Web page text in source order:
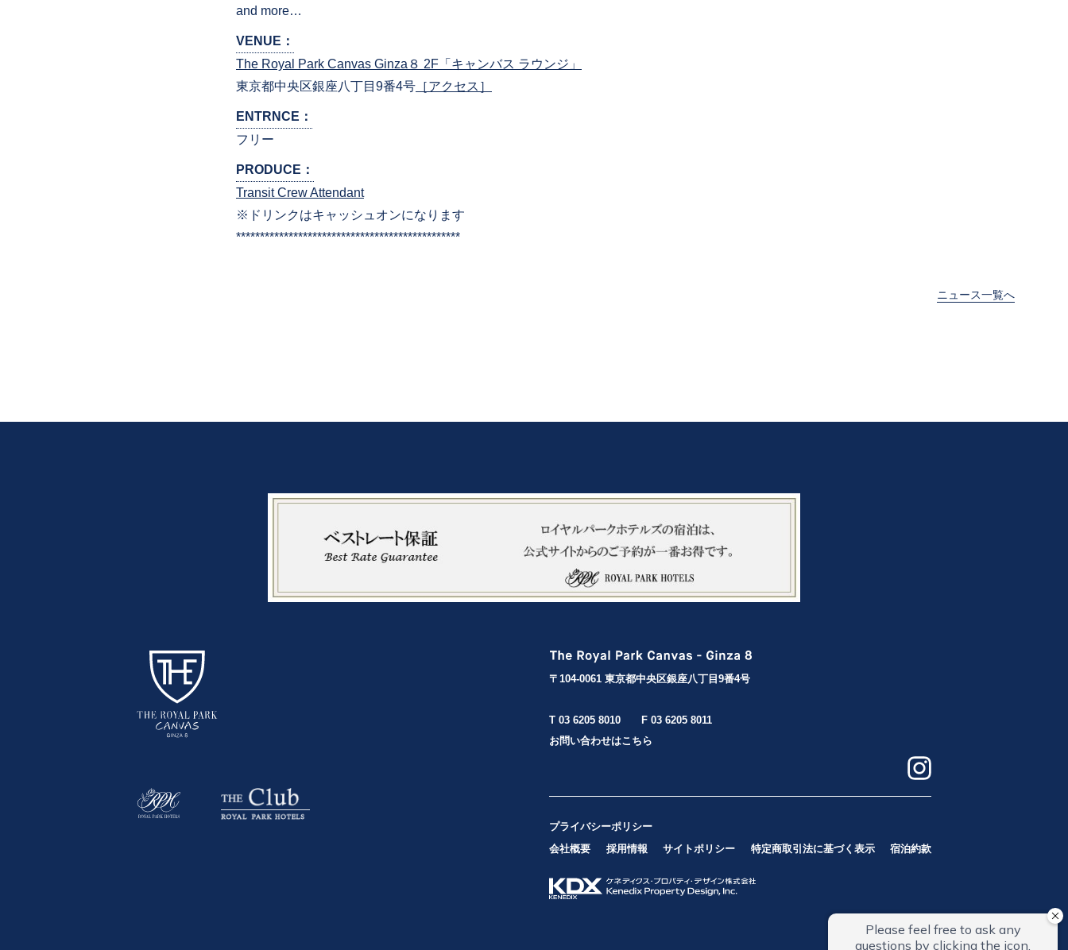
and more…
VENUE：
The Royal Park Canvas Ginza８ 2F「キャンバス ラウンジ」
東京都中央区銀座八丁目9番4号 ［アクセス］
ENTRNCE：
フリー
PRODUCE：
Transit Crew Attendant
※ドリンクはキャッシュオンになります
***********************************************
ニュース一覧へ
〒104-0061 東京都中央区銀座八丁目9番4号
T 03 6205 8010
F 03 6205 8011
お問い合わせはこちら
プライバシーポリシー
会社概要
採用情報 サイトポリシー 特定商取引法に基づく表示 宿泊約款